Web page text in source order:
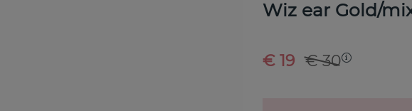
Wiz ear Gold/
€ 30
€ 19